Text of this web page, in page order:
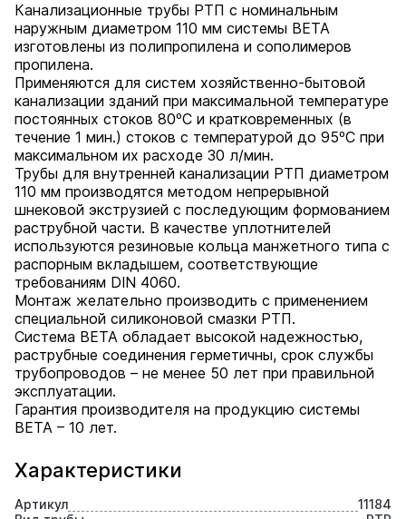
Характеристики
Артикул
11184
Канализационные трубы РТП с номинальным
наружным диаметром 110 мм системы BETA
изготовлены из полипропилена и сополимеров
пропилена.
Применяются для систем хозяйственно-бытовой
канализации зданий при максимальной температуре
постоянных стоков 80ºС и кратковременных (в
течение 1 мин.) стоков с температурой до 95ºС при
максимальном их расходе 30 л/мин.
Трубы для внутренней канализации РТП диаметром
110 мм производятся методом непрерывной
шнековой экструзией с последующим формованием
раструбной части. В качестве уплотнителей
используются резиновые кольца манжетного типа с
распорным вкладышем, соответствующие
требованиям DIN 4060.
Монтаж желательно производить с применением
специальной силиконовой смазки РТП.
Система BETA обладает высокой надежностью,
раструбные соединения герметичны, срок службы
трубопроводов – не менее 50 лет при правильной
эксплуатации.
Гарантия производителя на продукцию системы
BETA – 10 лет.